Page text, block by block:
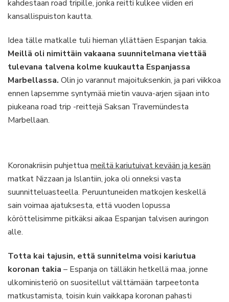
syksyllä
kierretään
kahdestaan road tripille, jonka reitti kulkee viiden eri
kansallispuiston kautta.
Idea tälle matkalle tuli hieman yllättäen Espanjan takia.
Meillä oli nimittäin vakaana suunnitelmana viettää
tulevana talvena kolme kuukautta Espanjassa
Marbellassa. Olin jo varannut majoituksenkin, ja pari viikkoa
ennen lapsemme syntymää mietin vauva-arjen sijaan into
piukeana road trip -reittejä Saksan Travemündesta
Marbellaan.
Koronakriisin puhjettua meiltä kariutuivat kevään ja kesän
matkat Nizzaan ja Islantiin, joka oli onneksi vasta
suunnitteluasteella. Peruuntuneiden matkojen keskellä
sain voimaa ajatuksesta, että vuoden lopussa
köröttelisimme pitkäksi aikaa Espanjan talvisen auringon
alle.
Totta kai tajusin, että sunnitelma voisi kariutua
koronan takia – Espanja on tälläkin hetkellä maa, jonne
ulkoministeriö on suositellut välttämään tarpeetonta
matkustamista, toisin kuin vaikkapa koronan pahasti